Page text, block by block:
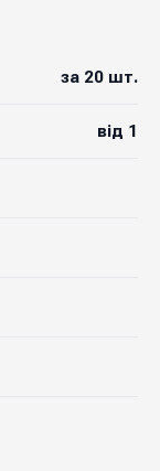
за 20 шт.
від 1